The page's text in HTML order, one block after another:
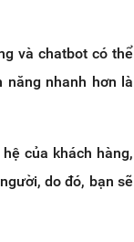
và chatbot có thể
năng nhanh hơn là
của khách hàng,
do đó, bạn sẽ